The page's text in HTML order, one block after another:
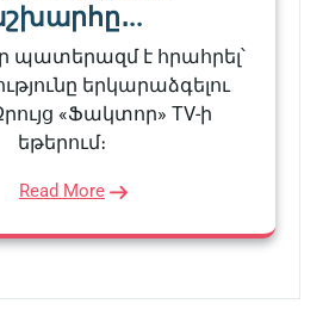
պատերազմ է հրահրել՝
երկարաձգելու
«Ֆակտոր» TV-ի
եթերում։
Read More